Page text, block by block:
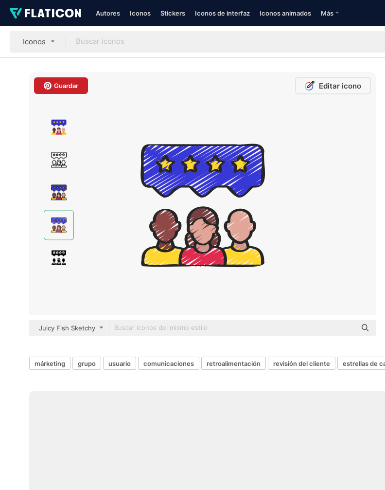
Autores Iconos Stickers Iconos de interfaz Iconos animados Más
Iconos
Guardar Editar icono
Juicy Fish Sketchy
márketing grupo usuario comunicaciones retroalimentación revisión del cliente estrellas de